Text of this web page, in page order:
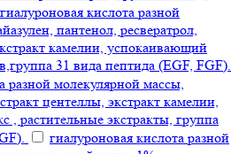
гиалуроновая кислота разной
пантенол, ресвератрол,
камелии, успокаивающий
31 вида пептида (EGF, FGF).
разной молекулярной массы,
центеллы, экстракт камелии,
, растительные экстракты, группа
гиалуроновая кислота разной